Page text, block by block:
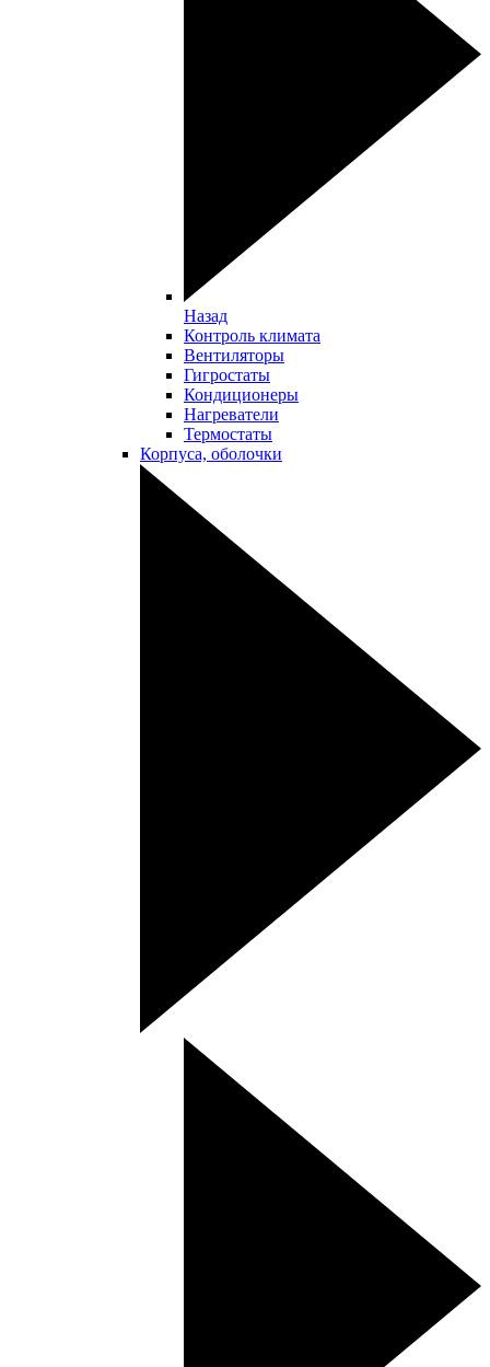
Назад
Контроль климата
Вентиляторы
Гигростаты
Кондиционеры
Нагреватели
Термостаты
Корпуса, оболочки